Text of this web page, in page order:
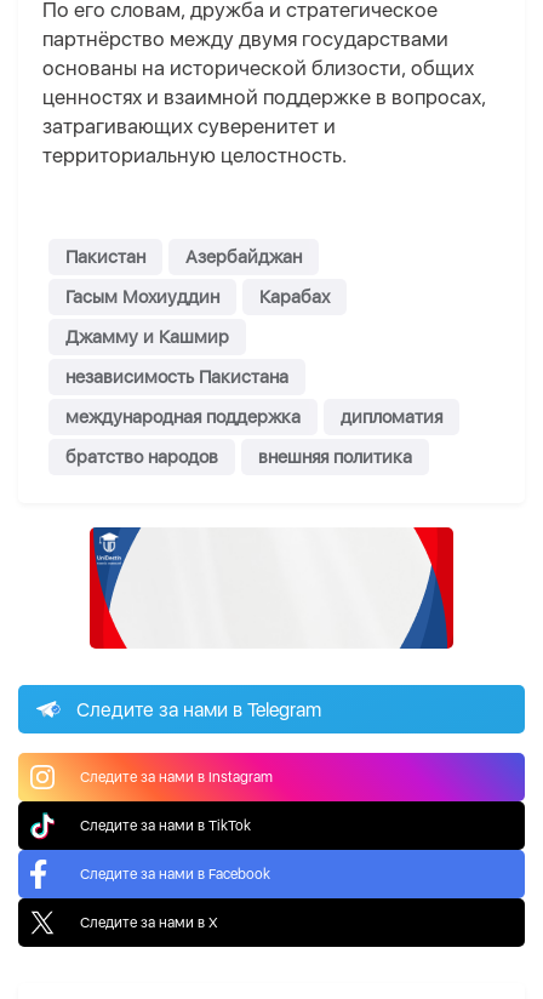
По его словам, дружба и стратегическое
партнёрство между двумя государствами
основаны на исторической близости, общих
ценностях и взаимной поддержке в вопросах,
затрагивающих суверенитет и
территориальную целостность.
Пакистан
Азербайджан
Гасым Мохиуддин
Карабах
Джамму и Кашмир
независимость Пакистана
международная поддержка
дипломатия
братство народов
внешняя политика
Следите за нами в Telegram
Следите за нами в Instagram
Следите за нами в TikTok
Следите за нами в Facebook
Следите за нами в X